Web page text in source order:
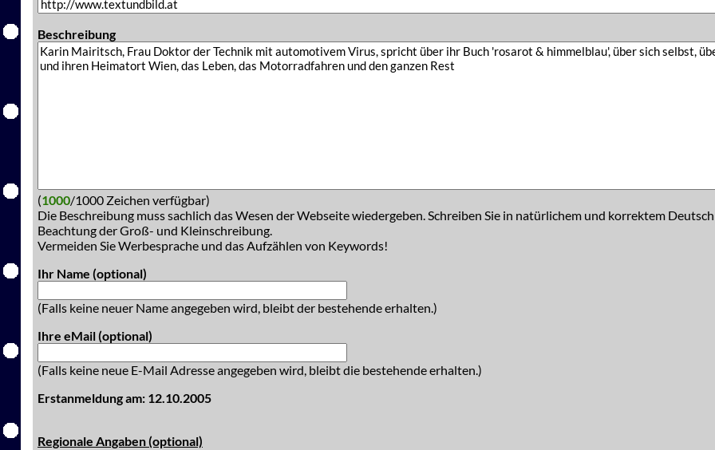
Beschreibung
(1000/1000 Zeichen verfügbar)
Die Beschreibung muss sachlich das Wesen der Webseite wiedergeben. Schreiben Sie in natürlichem und korrektem
Beachtung der Groß- und Kleinschreibung.
Vermeiden Sie Werbesprache und das Aufzählen von Keywords!
Ihr Name (optional)
(Falls keine neuer Name angegeben wird, bleibt der bestehende erhalten.)
Ihre eMail (optional)
(Falls keine neue E-Mail Adresse angegeben wird, bleibt die bestehende erhalten.)
Erstanmeldung am: 12.10.2005
Regionale Angaben (optional)